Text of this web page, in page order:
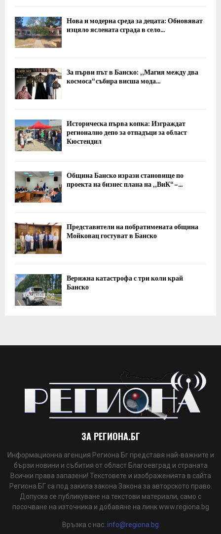
Нова и модерна среда за децата: Обновяват
изцяло яслената сграда в село...
За първи път в Банско: „Магия между два
космоса“ събира висша мода...
Историческа първа копка: Изграждат
регионално депо за отпадъци за област
Кюстендил
Община Банско изрази становище по
проекта на бизнес плана на „ВиК“ –...
Представители на побратимената община
Мойковац гостуват в Банско
Верижна катастрофа с три коли край
Банско
ЗА РЕГИОНА.БГ
Информационна агенция Региона Бг представя най-важните и
бързи новини и събития от област Благоевград и страната
Всички права запазени! Текстовете и изображенията в сайта
Региона БГ са под закила закона Закона за авторското право.
Допуска се публикуване на текстови материали, само с
посочване на източника и добавяне на линк www.regiona.bg
Връзка с нас: info@regiona.bg